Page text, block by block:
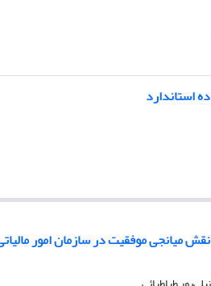
استاندارد
نقش میانجی موفقیت در سازمان امور